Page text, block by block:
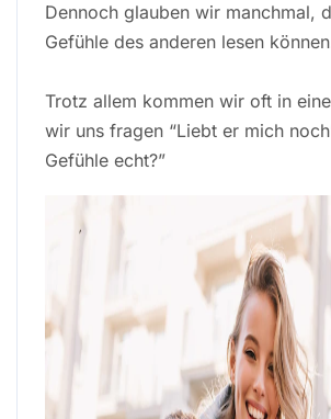
Dennoch glauben wir manchmal,
Gefühle des anderen lesen
Trotz allem kommen wir oft in
wir uns fragen “Liebt er mich
Gefühle echt?”